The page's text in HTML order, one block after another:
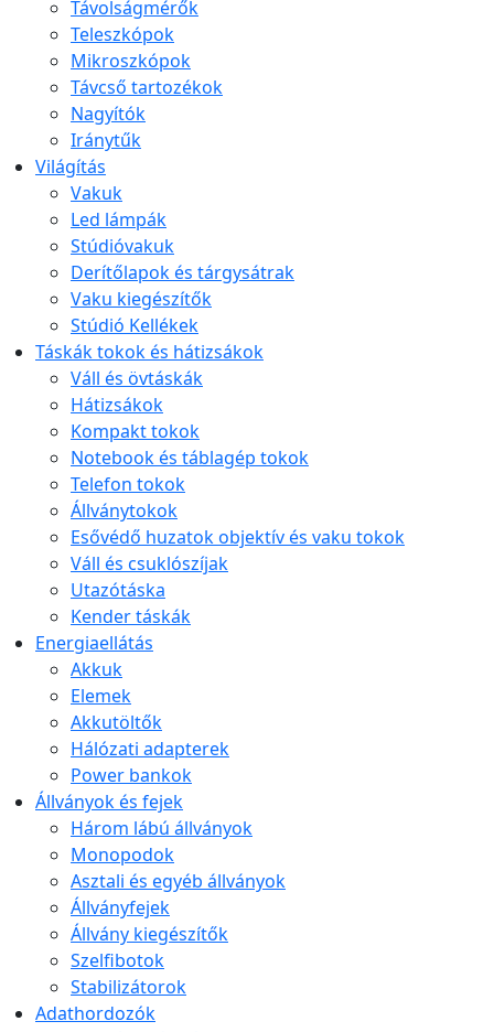
Távolságmérők
Teleszkópok
Mikroszkópok
Távcső tartozékok
Nagyítók
Iránytűk
Világítás
Vakuk
Led lámpák
Stúdióvakuk
Derítőlapok és tárgysátrak
Vaku kiegészítők
Stúdió Kellékek
Táskák tokok és hátizsákok
Váll és övtáskák
Hátizsákok
Kompakt tokok
Notebook és táblagép tokok
Telefon tokok
Állványtokok
Esővédő huzatok objektív és vaku tokok
Váll és csuklószíjak
Utazótáska
Kender táskák
Energiaellátás
Akkuk
Elemek
Akkutöltők
Hálózati adapterek
Power bankok
Állványok és fejek
Három lábú állványok
Monopodok
Asztali és egyéb állványok
Állványfejek
Állvány kiegészítők
Szelfibotok
Stabilizátorok
Adathordozók